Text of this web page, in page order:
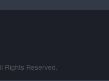
Rights Reserved.